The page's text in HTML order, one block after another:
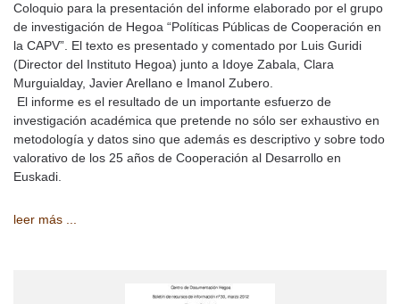
Coloquio para la presentación del informe elaborado por el grupo
de investigación de Hegoa “Políticas Públicas de Cooperación en
la CAPV”. El texto es presentado y comentado por Luis Guridi
(Director del Instituto Hegoa) junto a Idoye Zabala, Clara
Murguialday, Javier Arellano e Imanol Zubero.
El informe es el resultado de un importante esfuerzo de
investigación académica que pretende no sólo ser exhaustivo en
metodología y datos sino que además es descriptivo y sobre todo
valorativo de los 25 años de Cooperación al Desarrollo en
Euskadi.
leer más ...